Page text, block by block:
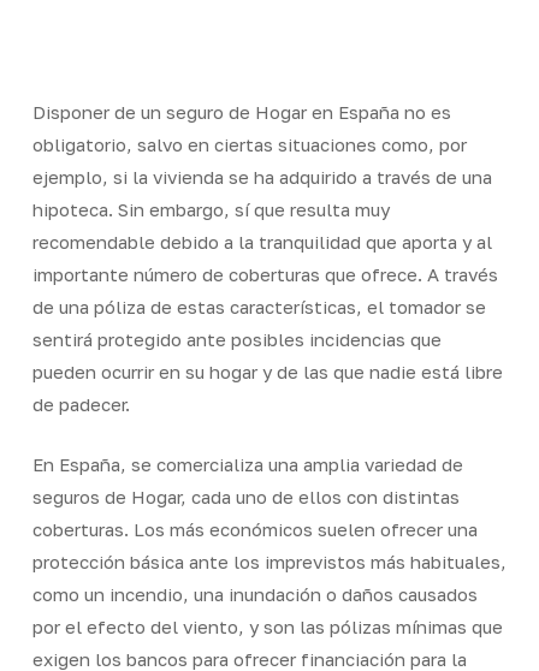
contentDisponer de un seguro de Hogar en España no es
obligatorio, salvo en ciertas situaciones como, por
ejemplo, si la vivienda se ha adquirido a través de una
hipoteca. Sin embargo, sí que resulta muy
recomendable debido a la tranquilidad que aporta y al
importante número de coberturas que ofrece. A través
de una póliza de estas características, el tomador se
sentirá protegido ante posibles incidencias que
pueden ocurrir en su hogar y de las que nadie está libre
de padecer.
En España, se comercializa una amplia variedad de
seguros de Hogar, cada uno de ellos con distintas
coberturas. Los más económicos suelen ofrecer una
protección básica ante los imprevistos más habituales,
como un incendio, una inundación o daños causados
por el efecto del viento, y son las pólizas mínimas que
exigen los bancos para ofrecer financiación para la